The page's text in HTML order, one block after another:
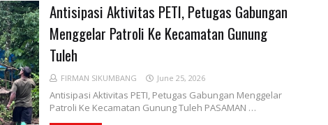
Antisipasi Aktivitas PETI, Petugas Gabungan
Menggelar Patroli Ke Kecamatan Gunung
Tuleh
FIRMAN SIKUMBANG June 25, 2026
Antisipasi Aktivitas PETI, Petugas Gabungan Menggelar
Patroli Ke Kecamatan Gunung Tuleh PASAMAN …